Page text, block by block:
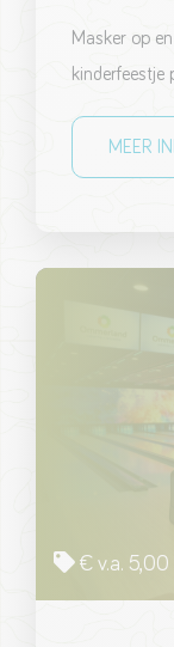
Masker op
kinderfeestje
MEER
€ v.a. 5,00